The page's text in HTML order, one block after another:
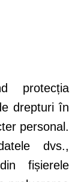
protecția
drepturi în
personal.
dvs.,
fișierele